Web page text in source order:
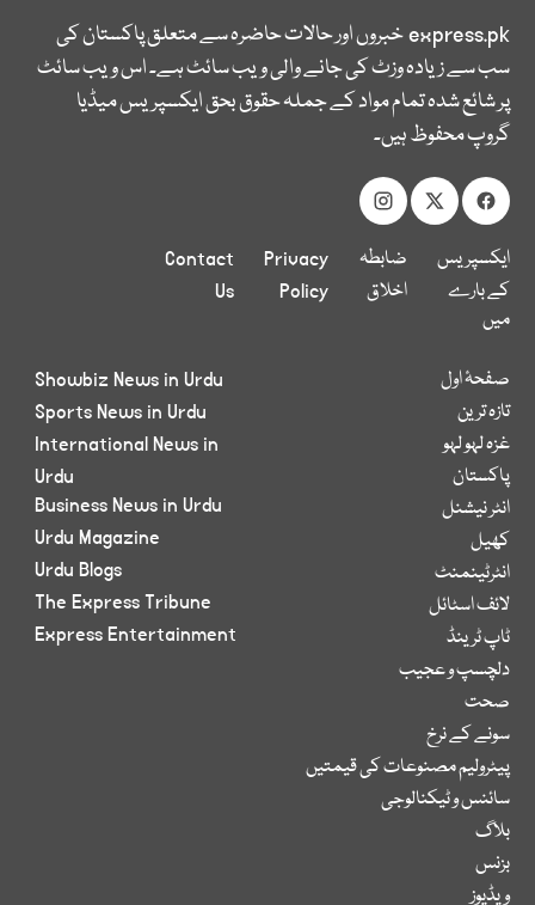
express.pkخبروں اور حالات حاضرہ سے متعلق پاکستان کی
سب سے زیادہ وزٹ کی جانے والی ویب سائٹ ہے۔ اس ویب سائٹ
پر شائع شدہ تمام مواد کے جملہ حقوق بحق ایکسپریس میڈیا
گروپ محفوظ ہیں۔
ایکسپریس
کے بارے
میں
ضابطہ
اخلاق
Privacy
Policy
Contact
Us
صفحۂ اول
تازہ ترین
غزہ لہو لہو
پاکستان
انٹر نیشنل
کھیل
انٹرٹینمنٹ
لائف اسٹائل
ٹاپ ٹرینڈ
دلچسپ و عجیب
صحت
سونے کے نرخ
پیٹرولیم مصنوعات کی قیمتیں
سائنس و ٹیکنالوجی
بلاگ
بزنس
ویڈیوز
Showbiz News in Urdu
Sports News in Urdu
International News in
Urdu
Business News in Urdu
Urdu Magazine
Urdu Blogs
The Express Tribune
Express Entertainment